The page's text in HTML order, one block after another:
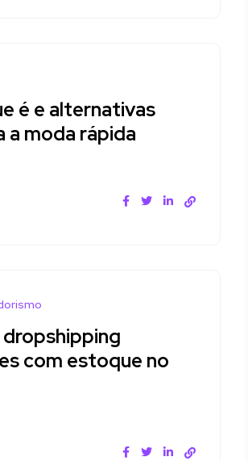
é e alternativas
a moda rápida
com estoque no